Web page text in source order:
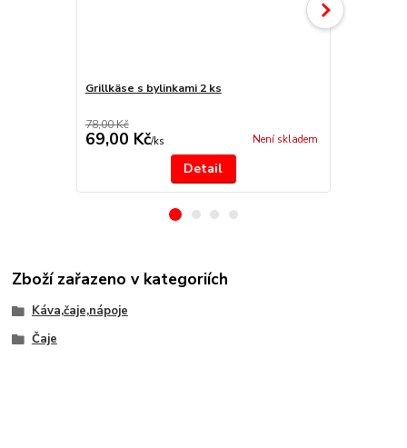
Grillkäse s bylinkami 2 ks
78,00 Kč
69,00 Kč/ks Není skladem
Detail
Zboží zařazeno v kategoriích
Káva,čaje,nápoje
Čaje